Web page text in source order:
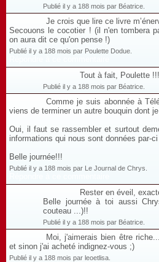
Publié il y a 188 mois par Béatrice.
Je crois que lire ce livre
Secouons le cocotier ! (il n'en tombera
on aura dit ce qu'on pense !)
Publié il y a 188 mois par Poulette Dodue.
Tout à fait, Poulette !!!
Publié il y a 188 mois par Béatrice.
Comme je suis abonnée à
viens de terminer un autre bouquin dont
Oui, il faut se rassembler et surtout
informations qui nous sont données par-
Belle journée!!!
Publié il y a 188 mois par Le Journal de Chrys.
Rester en éveil,
Belle journée à toi aussi
couteau ...)!!
Publié il y a 188 mois par Béatrice.
Moi, j'aimerais bien être
et sinon j'ai acheté indignez-vous ;)
Publié il y a 188 mois par leoetlisa.